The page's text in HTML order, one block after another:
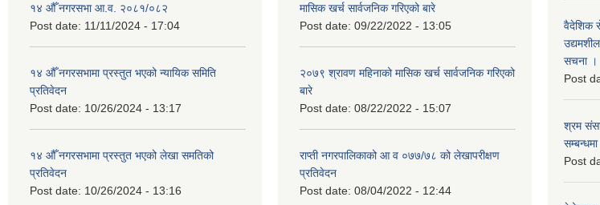
१४ औँ नगरसभा आ.व. २०८१/०८२
Post date: 11/11/2024 - 17:04
१४ औँ नगरसभामा प्रस्तुत भएको न्यायिक समिति
प्रतिवेदन
Post date: 10/26/2024 - 13:17
१४ औँ नगरसभामा प्रस्तुत भएको लेखा समतिको
प्रतिवेदन
Post date: 10/26/2024 - 13:16
मासिक खर्च सार्वजनिक गरिएको बारे
Post date: 09/22/2022 - 13:05
२०७९ श्रावण महिनाको मासिक खर्च सार्वजनिक गरिएको
बारे
Post date: 08/22/2022 - 15:07
राप्ती नगरपालिकाको आ व ०७७/७८ को लेखापरीक्षण
प्रतिवेदन
Post date: 08/04/2022 - 12:44
वैदेशिक
सचना ।
Post
श्रम
Post